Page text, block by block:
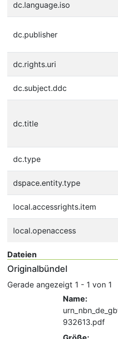
dc.language.iso
dc.publisher
dc.rights.uri
dc.subject.ddc
dc.title
dc.type
dspace.entity.type
local.accessrights.item
local.openaccess
Dateien
Originalbündel
Gerade angezeigt 1 - 1 von 1
Name:
932613.pdf